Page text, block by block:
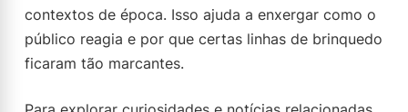
contextos de época. Isso ajuda a enxergar como o
público reagia e por que certas linhas de brinquedo
ficaram tão marcantes.